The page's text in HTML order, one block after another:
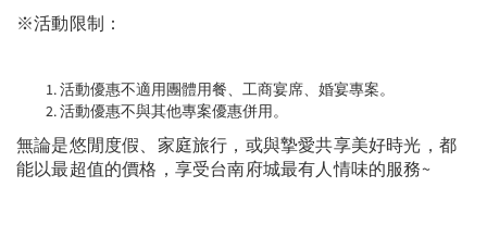
※活動限制：
活動優惠不適用團體用餐、工商宴席、婚宴專案。
活動優惠不與其他專案優惠併用。
無論是悠閒度假、家庭旅行，或與摯愛共享美好時光，都
能以最超值的價格，享受台南府城最有人情味的服務~